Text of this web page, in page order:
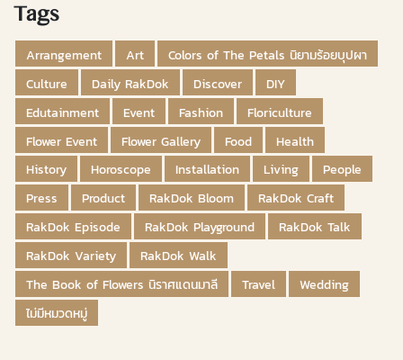
Tags
Arrangement Art
Colors of The Petals นิยามร้อยบุปผา
Culture
Daily RakDok Discover
DIY
Edutainment
Event Fashion
Floriculture
Flower Event
Flower Gallery Food
Health
History
Horoscope Installation Living
People
Press
Product RakDok Bloom
RakDok Craft
RakDok Episode
RakDok Playground
RakDok Talk
RakDok Variety
RakDok Walk
The Book of Flowers นิราศแดนมาลี
Travel
Wedding
ไม่มีหมวดหมู่